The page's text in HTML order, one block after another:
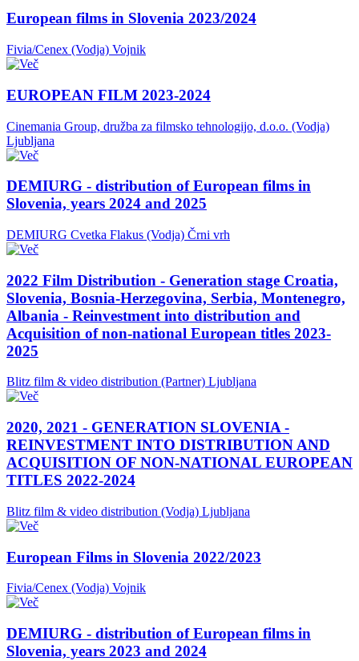
European films in Slovenia 2023/2024
Fivia/Cenex (Vodja) Vojnik
EUROPEAN FILM 2023-2024
Cinemania Group, družba za filmsko tehnologijo, d.o.o. (Vodja)
Ljubljana
DEMIURG - distribution of European films in
Slovenia, years 2024 and 2025
DEMIURG Cvetka Flakus (Vodja) Črni vrh
2022 Film Distribution - Generation stage Croatia,
Slovenia, Bosnia-Herzegovina, Serbia, Montenegro,
Albania - Reinvestment into distribution and
Acquisition of non-national European titles 2023-
2025
Blitz film & video distribution (Partner) Ljubljana
2020, 2021 - GENERATION SLOVENIA -
REINVESTMENT INTO DISTRIBUTION AND
ACQUISITION OF NON-NATIONAL EUROPEAN
TITLES 2022-2024
Blitz film & video distribution (Vodja) Ljubljana
European Films in Slovenia 2022/2023
Fivia/Cenex (Vodja) Vojnik
DEMIURG - distribution of European films in
Slovenia, years 2023 and 2024